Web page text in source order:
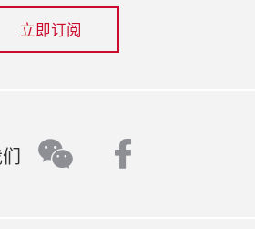
立即订阅
wechat